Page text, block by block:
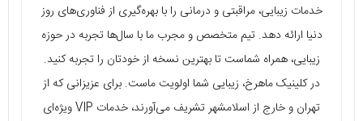
خدمات زیبایی، مراقبتی و درمانی را با بهره‌گیری از فناوری‌های روز
دنیا ارائه دهد. تیم متخصص و مجرب ما با سال‌ها تجربه در حوزه
زیبایی، همراه شماست تا بهترین نسخه از خودتان را تجربه کنید.
در کلینیک ماهرخ، زیبایی شما اولویت ماست. برای عزیزانی که از
تهران و خارج از اسلامشهر تشریف می‌آورند، خدمات VIP ویژه‌ای